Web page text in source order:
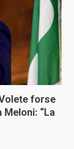
forse
Meloni: “La